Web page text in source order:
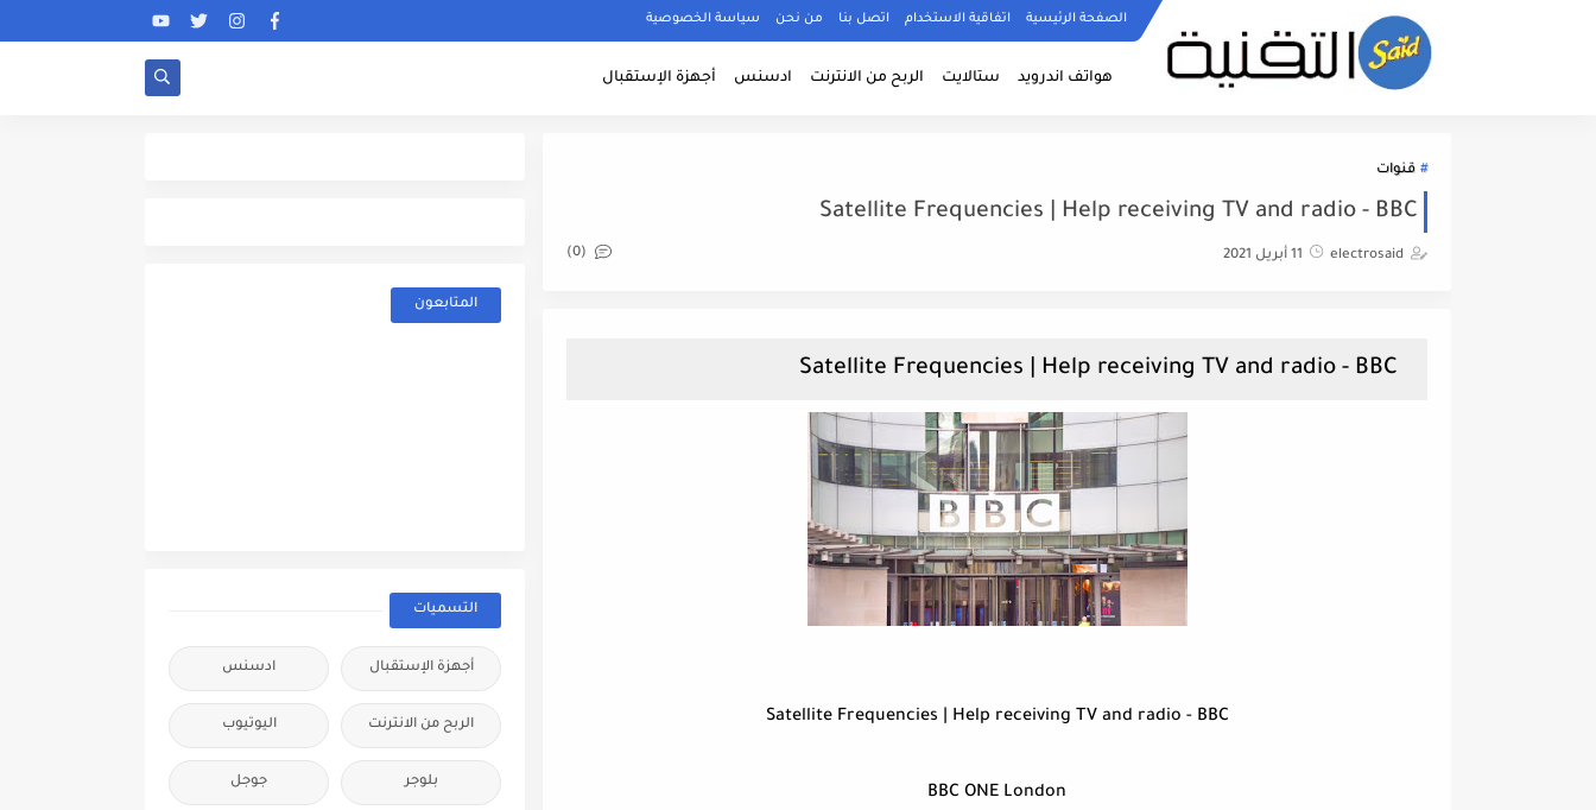
الصفحة الرئيسية اتفاقية الاستخدام اتصل بنا من نحن سياسة الخصوصية
هواتف اندرويد ستالايت الربح من الانترنت ادسنس أجهزة الإستقبال
قنوات
Satellite Frequencies | Help receiving TV and radio - BBC
electrosaid 11 أبريل 2021 (0)
Satellite Frequencies | Help receiving TV and radio - BBC
BBC ONE London
المتابعون
التسميات
أجهزة الإستقبال ادسنس
الربح من الانترنت اليوتيوب
بلوجر جوجل